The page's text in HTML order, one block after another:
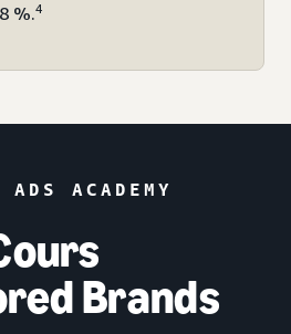
%.4
ADS ACADEMY
Brands